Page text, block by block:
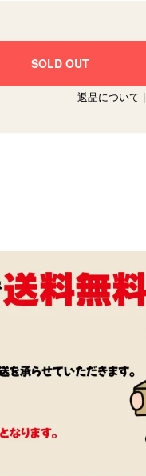
返品について